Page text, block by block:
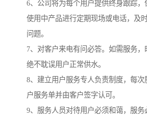
6、公司将为每个用户提供终身跟踪
使用中产品进行定期现场或电话，及
问题。
7、对客户来电有问必答。如需服务，
绝不耽误用户正常供水。
8、建立用户服务专人负责制度，每次
户服务单并由客户签字认可。
9、服务人员对待用户必须和蔼，服务